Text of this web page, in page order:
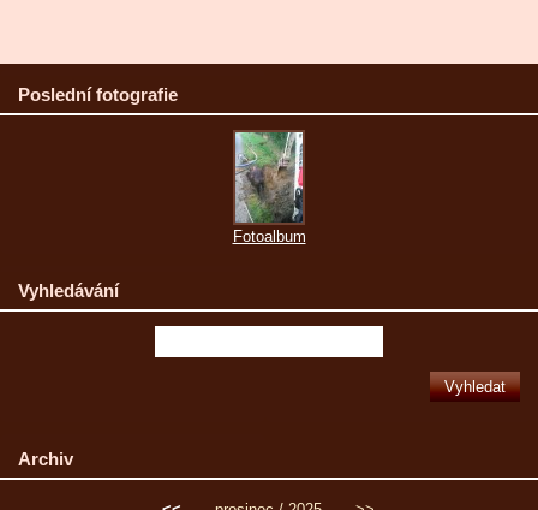
Poslední fotografie
Fotoalbum
Vyhledávání
Archiv